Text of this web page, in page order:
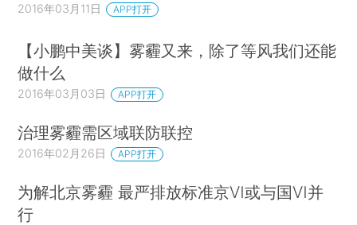
2016年03月11日 APP打开
【小鹏中美谈】雾霾又来，除了等风我们还能
做什么
2016年03月03日 APP打开
治理雾霾需区域联防联控
2016年02月26日 APP打开
为解北京雾霾 最严排放标准京Ⅵ或与国Ⅵ并
行